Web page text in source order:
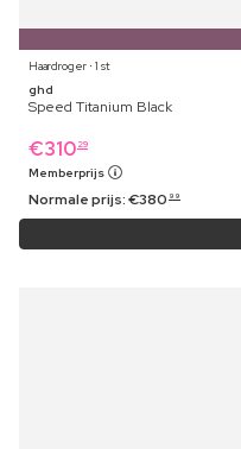
Haardroger ⋅ 1 st
ghd
Speed Titanium Black
€310 29
Memberprijs
Normale prijs:€380 99